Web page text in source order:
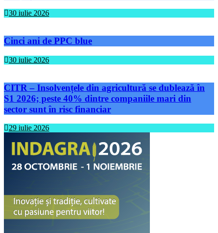
30 iulie 2026
Cinci ani de PPC blue
30 iulie 2026
CITR – Insolvențele din agricultură se dublează în
S1 2026; peste 40% dintre companiile mari din
sector sunt în risc financiar
29 iulie 2026